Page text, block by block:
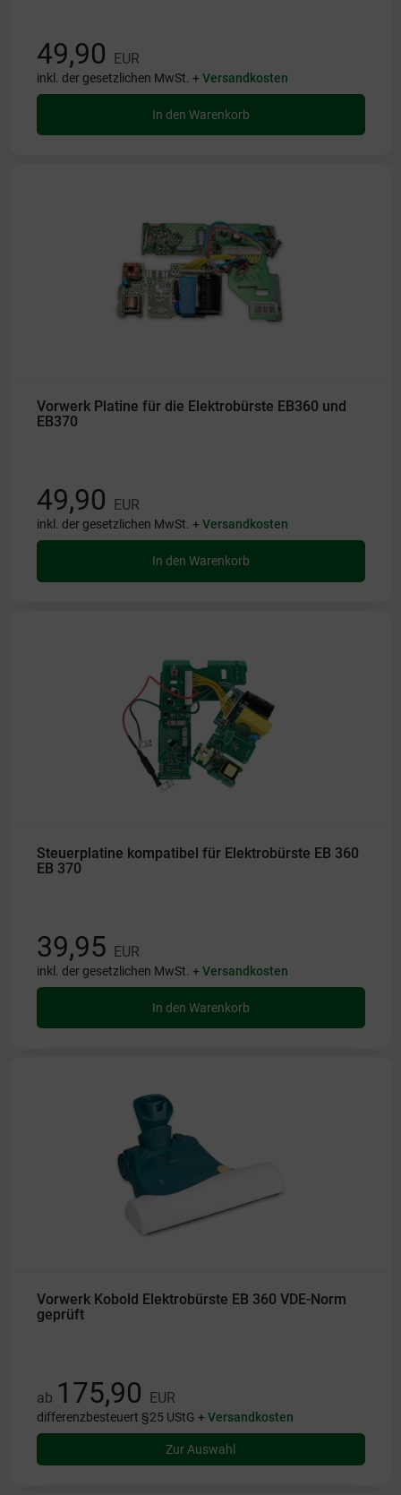
49,90 EUR
inkl. der gesetzlichen MwSt. +Versandkosten
In den Warenkorb
Vorwerk Platine für die Elektrobürste EB360 und
EB370
49,90 EUR
inkl. der gesetzlichen MwSt. +Versandkosten
In den Warenkorb
Steuerplatine kompatibel für Elektrobürste EB 360
EB 370
39,95 EUR
inkl. der gesetzlichen MwSt. +Versandkosten
In den Warenkorb
Vorwerk Kobold Elektrobürste EB 360 VDE-Norm
geprüft
ab 175,90 EUR
differenzbesteuert §25 UStG +Versandkosten
Zur Auswahl